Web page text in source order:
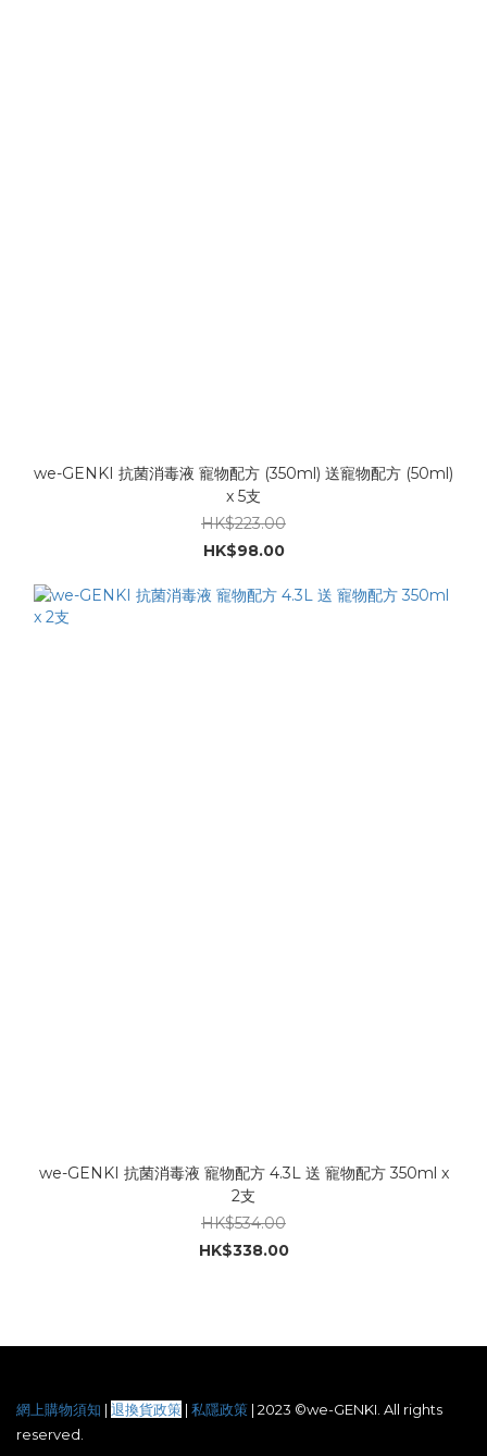
we-GENKI 抗菌消毒液 寵物配方 (350ml) 送寵物配方 (50ml)
x 5支
HK$223.00
HK$98.00
we-GENKI 抗菌消毒液 寵物配方 4.3L 送 寵物配方 350ml x
2支
HK$534.00
HK$338.00
網上購物須知 | 退換貨政策 | 私隱政策 | 2023 ©we-GENKI. All rights
reserved.